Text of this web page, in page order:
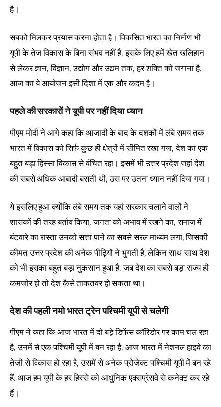
है।
सबको मिलकर प्रयास करना होता है। विकसित भारत का निर्माण भी
यूपी के तेज विकास के बिना संभव नहीं है. इसके लिए हमें खेत खलिहान
से लेकर ज्ञान, विज्ञान, उद्योग और उद्यम तक, हर शक्ति को जगाना है.
आज का ये आयोजन इसी दिशा में एक और कदम है।
पहले की सरकारों ने यूपी पर नहीं दिया ध्यान
पीएम मोदी ने आगे कहा कि आजादी के बाद के दशकों में लंबे समय तक
भारत में विकास को सिर्फ कुछ ही क्षेत्रों में सीमित रखा गया, देश का एक
बहुत बड़ा हिस्सा विकास से वंचित रहा। इसमें भी उत्तर प्रदेश जहां देश
की सबसे अधिक आबादी बसती थी, उस पर उतना ध्यान नहीं दिया गया।
ये इसलिए हुआ क्योंकि लंबे समय तक यहां सरकार चलाने वालों ने
शासकों की तरह बर्ताव किया, जनता को अभाव में रखने का, समाज में
बंटवारे का रास्ता उनको सत्ता पाने का सबसे सरल माध्यम लगा, जिसकी
कीमत उत्तर प्रदेश की अनेक पीढ़ियों ने भुगती है, लेकिन साथ-साथ देश
को भी इसका बहुत बड़ा नुकसान हुआ है. जब देश का सबसे बड़ा राज्य ही
कमजोर हो तो देश कैसे ताकतवर हो सकता था।
देश की पहली नमो भारत ट्रेन पश्चिमी यूपी से चलेगी
पीएम ने कहा कि आज भारत में दो बड़े डिफेंस कॉरिडोर पर काम चल रहा
है, उनमें से एक पश्चिमी यूपी में बन रहा है, आज भारत में नेशनल हाइवे का
तेजी से विकास हो रहा है, उसमें से अनेक प्रोजेक्ट पश्चिमी यूपी में बन रहे
हैं. आज हम यूपी के हर हिस्से को आधुनिक एक्सप्रेसवे से कनेक्ट कर रहे
हैं।